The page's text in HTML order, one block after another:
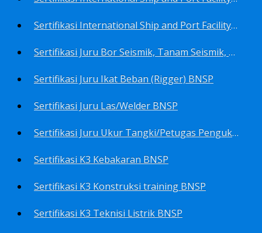
Sertifikasi International Ship and Port Facility Security Code/ISPS Code training for Security Area Manager BNSP
Sertifikasi Juru Bor Seismik, Tanam Seismik, Tembak Seismik BNSP
Sertifikasi Juru Ikat Beban (Rigger) BNSP
Sertifikasi Juru Las/Welder BNSP
Sertifikasi Juru Ukur Tangki/Petugas Pengukur Tangki Migas BNSP
Sertifikasi K3 Kebakaran BNSP
Sertifikasi K3 Konstruksi training BNSP
Sertifikasi K3 Teknisi Listrik BNSP